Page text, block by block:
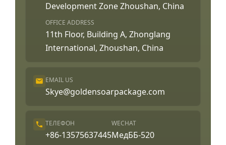
Development Zone Zhoushan, China
OFFICE ADDRESS
11th Floor, Building A, Zhonglang
International, Zhoushan, China
EMAIL US
Skye@goldensoarpackage.com
ТЕЛЕФОН
+86-13575637445
WECHAT
МедББ-520